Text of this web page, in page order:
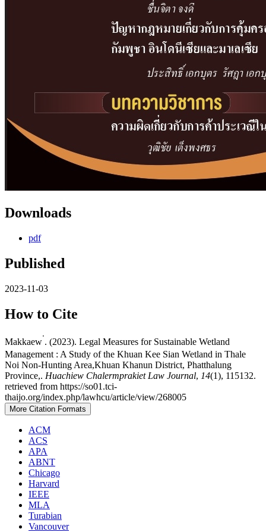
Downloads
pdf
Published
2023-11-03
How to Cite
Makkaew ่. (2023). Legal Measures for Sustainable Wetland
Management : A Study of the Khuan Kee Sian Wetland in Thale
Noi Non-Hunting Area,Khuan Khanun District, Phatthalung
Province,. Huachiew Chalermprakiet Law Journal, 14(1), 115132.
retrieved from https://so01.tci-
thaijo.org/index.php/lawhcu/article/view/268005
More Citation Formats
ACM
ACS
APA
ABNT
Chicago
Harvard
IEEE
MLA
Turabian
Vancouver